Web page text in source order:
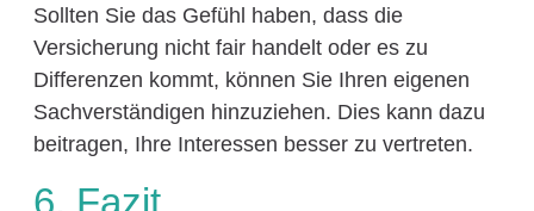
Sollten Sie das Gefühl haben, dass die
Versicherung nicht fair handelt oder es zu
Differenzen kommt, können Sie Ihren eigenen
Sachverständigen hinzuziehen. Dies kann dazu
beitragen, Ihre Interessen besser zu vertreten.
6. Fazit